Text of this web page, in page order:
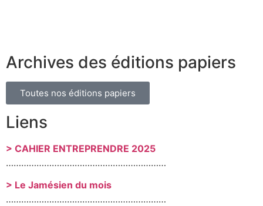
Archives des éditions papiers
Toutes nos éditions papiers
Liens
> CAHIER ENTREPRENDRE 2025
………………………………………………………
> Le Jamésien du mois
………………………………………………………